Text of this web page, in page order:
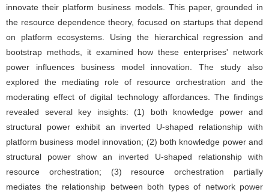
innovate their platform business models. This paper, grounded in
the resource dependence theory, focused on startups that depend
on platform ecosystems. Using the hierarchical regression and
bootstrap methods, it examined how these enterprises' network
power influences business model innovation. The study also
explored the mediating role of resource orchestration and the
moderating effect of digital technology affordances. The findings
revealed several key insights: (1) both knowledge power and
structural power exhibit an inverted U-shaped relationship with
platform business model innovation; (2) both knowledge power and
structural power show an inverted U-shaped relationship with
resource orchestration; (3) resource orchestration partially
mediates the relationship between both types of network power